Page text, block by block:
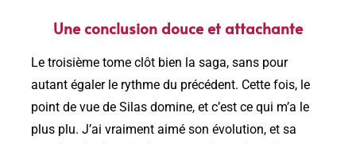
Une conclusion douce et attachante
Le troisième tome clôt bien la saga, sans pour
autant égaler le rythme du précédent. Cette fois, le
point de vue de Silas domine, et c’est ce qui m’a le
plus plu. J’ai vraiment aimé son évolution, et sa